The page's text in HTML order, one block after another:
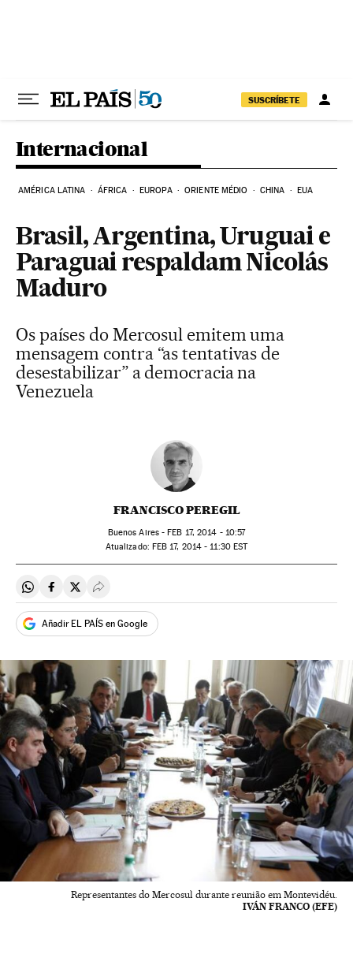
SUSCRÍBETE
Internacional
AMÉRICA LATINA ÁFRICA EUROPA ORIENTE MÉDIO CHINA EUA
Brasil, Argentina, Uruguai e
Paraguai respaldam Nicolás
Maduro
Os países do Mercosul emitem uma
mensagem contra “as tentativas de
desestabilizar” a democracia na
Venezuela
FRANCISCO PEREGIL
Buenos Aires -FEB 17, 2014 - 10:57
atualizado: FEB 17, 2014 - 11:30EST
Compartir en Whatsapp
Compartir en Facebook
Compartir en Twitter
Desplegar Redes Sociales
Añadir EL PAÍS en Google
Representantes do Mercosul durante reunião em Montevidéu.
IVÁN FRANCO (EFE)